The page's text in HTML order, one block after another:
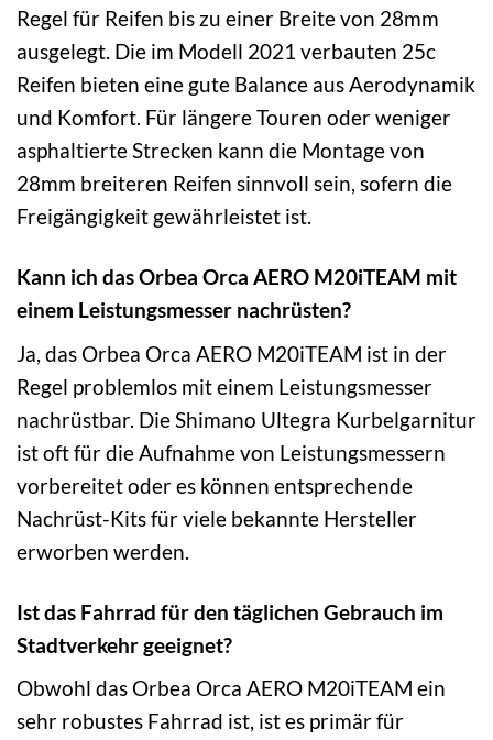
Regel für Reifen bis zu einer Breite von 28mm
ausgelegt. Die im Modell 2021 verbauten 25c
Reifen bieten eine gute Balance aus Aerodynamik
und Komfort. Für längere Touren oder weniger
asphaltierte Strecken kann die Montage von
28mm breiteren Reifen sinnvoll sein, sofern die
Freigängigkeit gewährleistet ist.
Kann ich das Orbea Orca AERO M20iTEAM mit
einem Leistungsmesser nachrüsten?
Ja, das Orbea Orca AERO M20iTEAM ist in der
Regel problemlos mit einem Leistungsmesser
nachrüstbar. Die Shimano Ultegra Kurbelgarnitur
ist oft für die Aufnahme von Leistungsmessern
vorbereitet oder es können entsprechende
Nachrüst-Kits für viele bekannte Hersteller
erworben werden.
Ist das Fahrrad für den täglichen Gebrauch im
Stadtverkehr geeignet?
Obwohl das Orbea Orca AERO M20iTEAM ein
sehr robustes Fahrrad ist, ist es primär für